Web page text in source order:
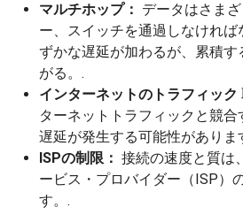
マルチホップ： データはさま
ー、スイッチを通過しなけれ
ずかな遅延が加わるが、累積
がる。.
インターネットのトラフィック
ターネットトラフィックと競
遅延が発生する可能性がありま
ISPの制限： 接続の速度と質は
ービス・プロバイダー（ISP）
す。.